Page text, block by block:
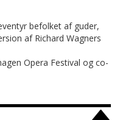
befolket af guder,
af Richard Wagners
Opera Festival og co-